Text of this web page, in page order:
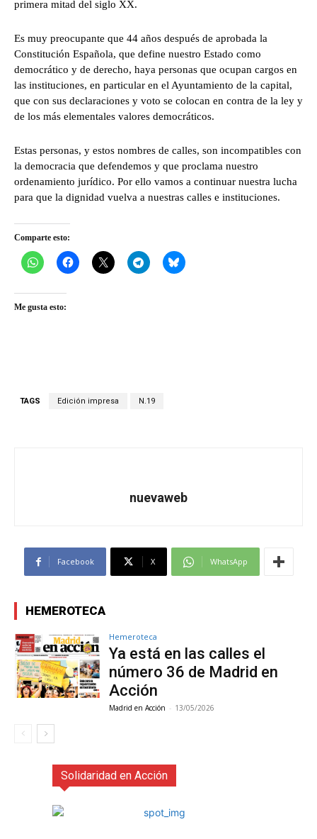
primera mitad del siglo XX.
Es muy preocupante que 44 años después de aprobada la
Constitución Española, que define nuestro Estado como
democrático y de derecho, haya personas que ocupan cargos en
las instituciones, en particular en el Ayuntamiento de la capital,
que con sus declaraciones y voto se colocan en contra de la ley y
de los más elementales valores democráticos.
Estas personas, y estos nombres de calles, son incompatibles con
la democracia que defendemos y que proclama nuestro
ordenamiento jurídico. Por ello vamos a continuar nuestra lucha
para que la dignidad vuelva a nuestras calles e instituciones.
Comparte esto:
Me gusta esto:
TAGS Edición impresa N.19
nuevaweb
Facebook X WhatsApp
HEMEROTECA
Hemeroteca
Ya está en las calles el
número 36 de Madrid en
Acción
Madrid en Acción - 13/05/2026
Solidaridad en Acción